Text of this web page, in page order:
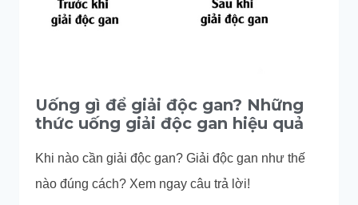
Uống gì để giải độc gan? Những
thức uống giải độc gan hiệu quả
Khi nào cần giải độc gan? Giải độc gan như thế
nào đúng cách? Xem ngay câu trả lời!